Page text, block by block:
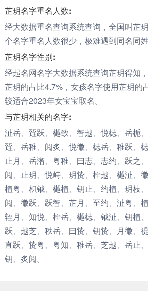
芷玥名字重名人数:
经大数据重名查询系统查询，全国叫芷
个名字重名人数很少，极难遇到同名同姓
芷玥名字性别:
经起名网名字大数据系统查询芷玥得知
芷玥的占比4.7%，女孩名字使用芷玥的
较适合2023年女宝宝取名。
与芷玥相关的名字:
沚岳、臸跃、樾致、智越、悦梽、岳栀
臸、岳稚、阅炙、悦徵、梽岳、稚跃、梽
止月、岳潪、粤稚、曰志、志约、跃之
阅、止玥、悦峙、玥贽、桎越、樾沚、
植粤、枳钺、樾植、钥止、约植、玥枝
阅、徵跃、跃智、芷月、至约、沚粤、
轾月、知悦、桎岳、樾梽、钺沚、钥植
跃、越芝、秩岳、曰贽、钥贽、月徵、禔
直跃、贽粤、粤知、稚岳、芝越、岳止
钥、炙阅。